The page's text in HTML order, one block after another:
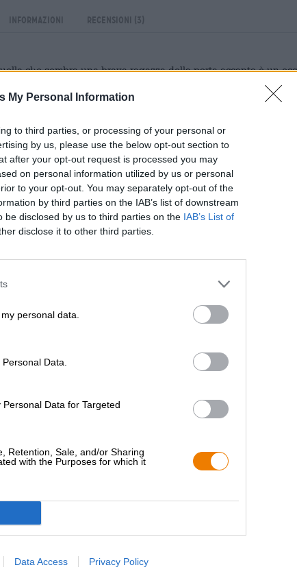
My Personal Information
to third parties, or processing of your personal or
by us, please use the below opt-out section to
after your opt-out request is processed you may
on personal information utilized by us or personal
to your opt-out. You may separately opt-out of the
by third parties on the IAB’s list of downstream
be disclosed by us to third parties on the IAB’s List of
disclose it to other third parties.
personal data.
Data.
Data for Targeted
Retention, Sale, and/or Sharing
with the Purposes for which it
Data Access Privacy Policy
Informazioni Recensioni (3)
che sembra una brava ragazza della porta accanto è un
della costa occidentale ed orientale, anche la IPA del New
strada in Europa. Il movimento della birra artigianale è iniziato
solo anni dopo. Siamo lieti che la rivoluzione ci abbia
stili birrari creativi che arricchiscono il panorama birrario
per la sua intensità di luppolo. I birrai che si
dei veri artisti del luppolo affinché le loro creazioni non
birrai della Magic Rock Brewing dalla Gran Bretagna
ottenuto tutto dallo stile della birra americana. Non
torbido ti incanterà con la sua travolgente gamma di note
incontrano la freschezza acidula dei limoni. C’è anche un
promettente ti fa venir voglia di prendere il tuo primo sorso.
si avverte tutta la carica di luppolo appena si beve.
sottolinea il sapore fruttato e si armonizza
dalla Scozia è così perfetto che potrebbe provenire dalla costa
SULLA
commercianti o ristoratori
Du willst größere Mengen
grosshandel@bierothek.de
È